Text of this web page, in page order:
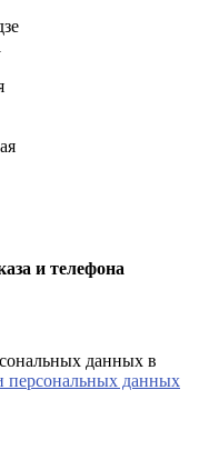
и телефона
данных в
персональных данных